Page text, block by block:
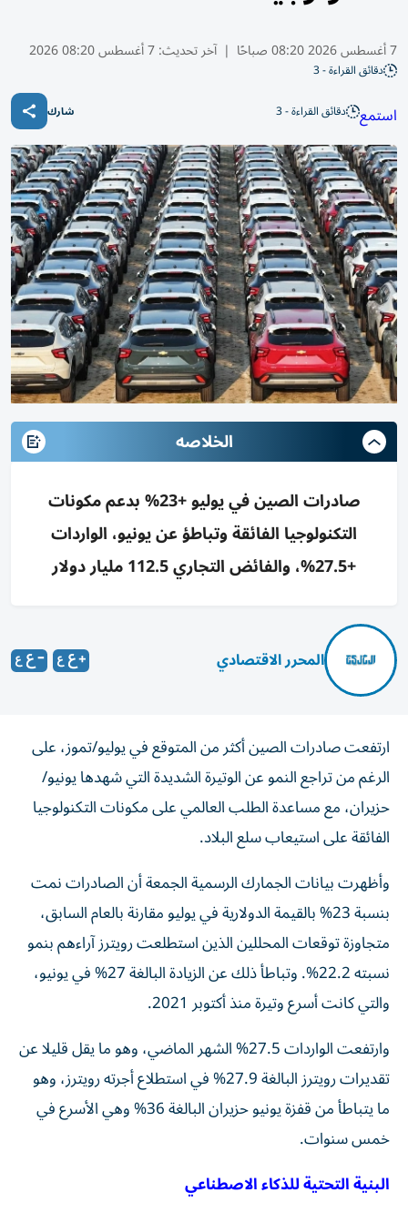
7 أغسطس 2026 08:20 صباحًا | آخر تحديث:7 أغسطس 08:20 2026
دقائق القراءة - 3
استمع دقائق القراءة - 3 شارك
الخلاصه
صادرات الصين في يوليو +23% بدعم مكونات
التكنولوجيا الفائقة وتباطؤ عن يونيو، الواردات
+27.5%، والفائض التجاري 112.5 مليار دولار
المحرر الاقتصادي
ارتفعت صادرات الصين أكثر من المتوقع في يوليو/تموز، على
الرغم من تراجع النمو عن الوتيرة الشديدة التي شهدها يونيو/
حزيران، مع مساعدة الطلب العالمي على مكونات التكنولوجيا
الفائقة على استيعاب سلع البلاد.
وأظهرت بيانات الجمارك الرسمية الجمعة أن الصادرات نمت
بنسبة 23% بالقيمة الدولارية في يوليو مقارنة بالعام السابق،
متجاوزة توقعات المحللين الذين استطلعت رويترز آراءهم بنمو
نسبته 22.2%. وتباطأ ذلك عن الزيادة البالغة 27% في يونيو،
والتي كانت أسرع وتيرة منذ أكتوبر 2021.
وارتفعت الواردات 27.5% الشهر الماضي، وهو ما يقل قليلا عن
تقديرات رويترز البالغة 27.9% في استطلاع أجرته رويترز، وهو
ما يتباطأ من قفزة يونيو حزيران البالغة 36% وهي الأسرع في
خمس سنوات.
البنية التحتية للذكاء الاصطناعي